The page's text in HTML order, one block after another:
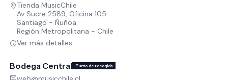
Tienda MusicChile
Av Sucre 2589, Oficina 105
Santiago - Ñuñoa
Región Metropolitana - Chile
Ver más detalles
Bodega Central Punto de recogida